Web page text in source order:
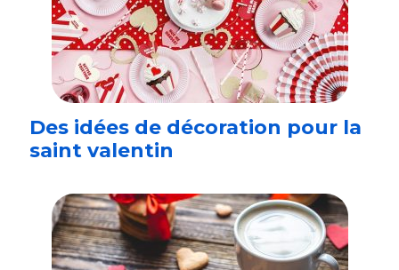
Des idées de décoration pour la
saint valentin